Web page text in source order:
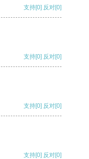
支持[0] 反对[0]
支持[0] 反对[0]
支持[0] 反对[0]
支持[0] 反对[0]